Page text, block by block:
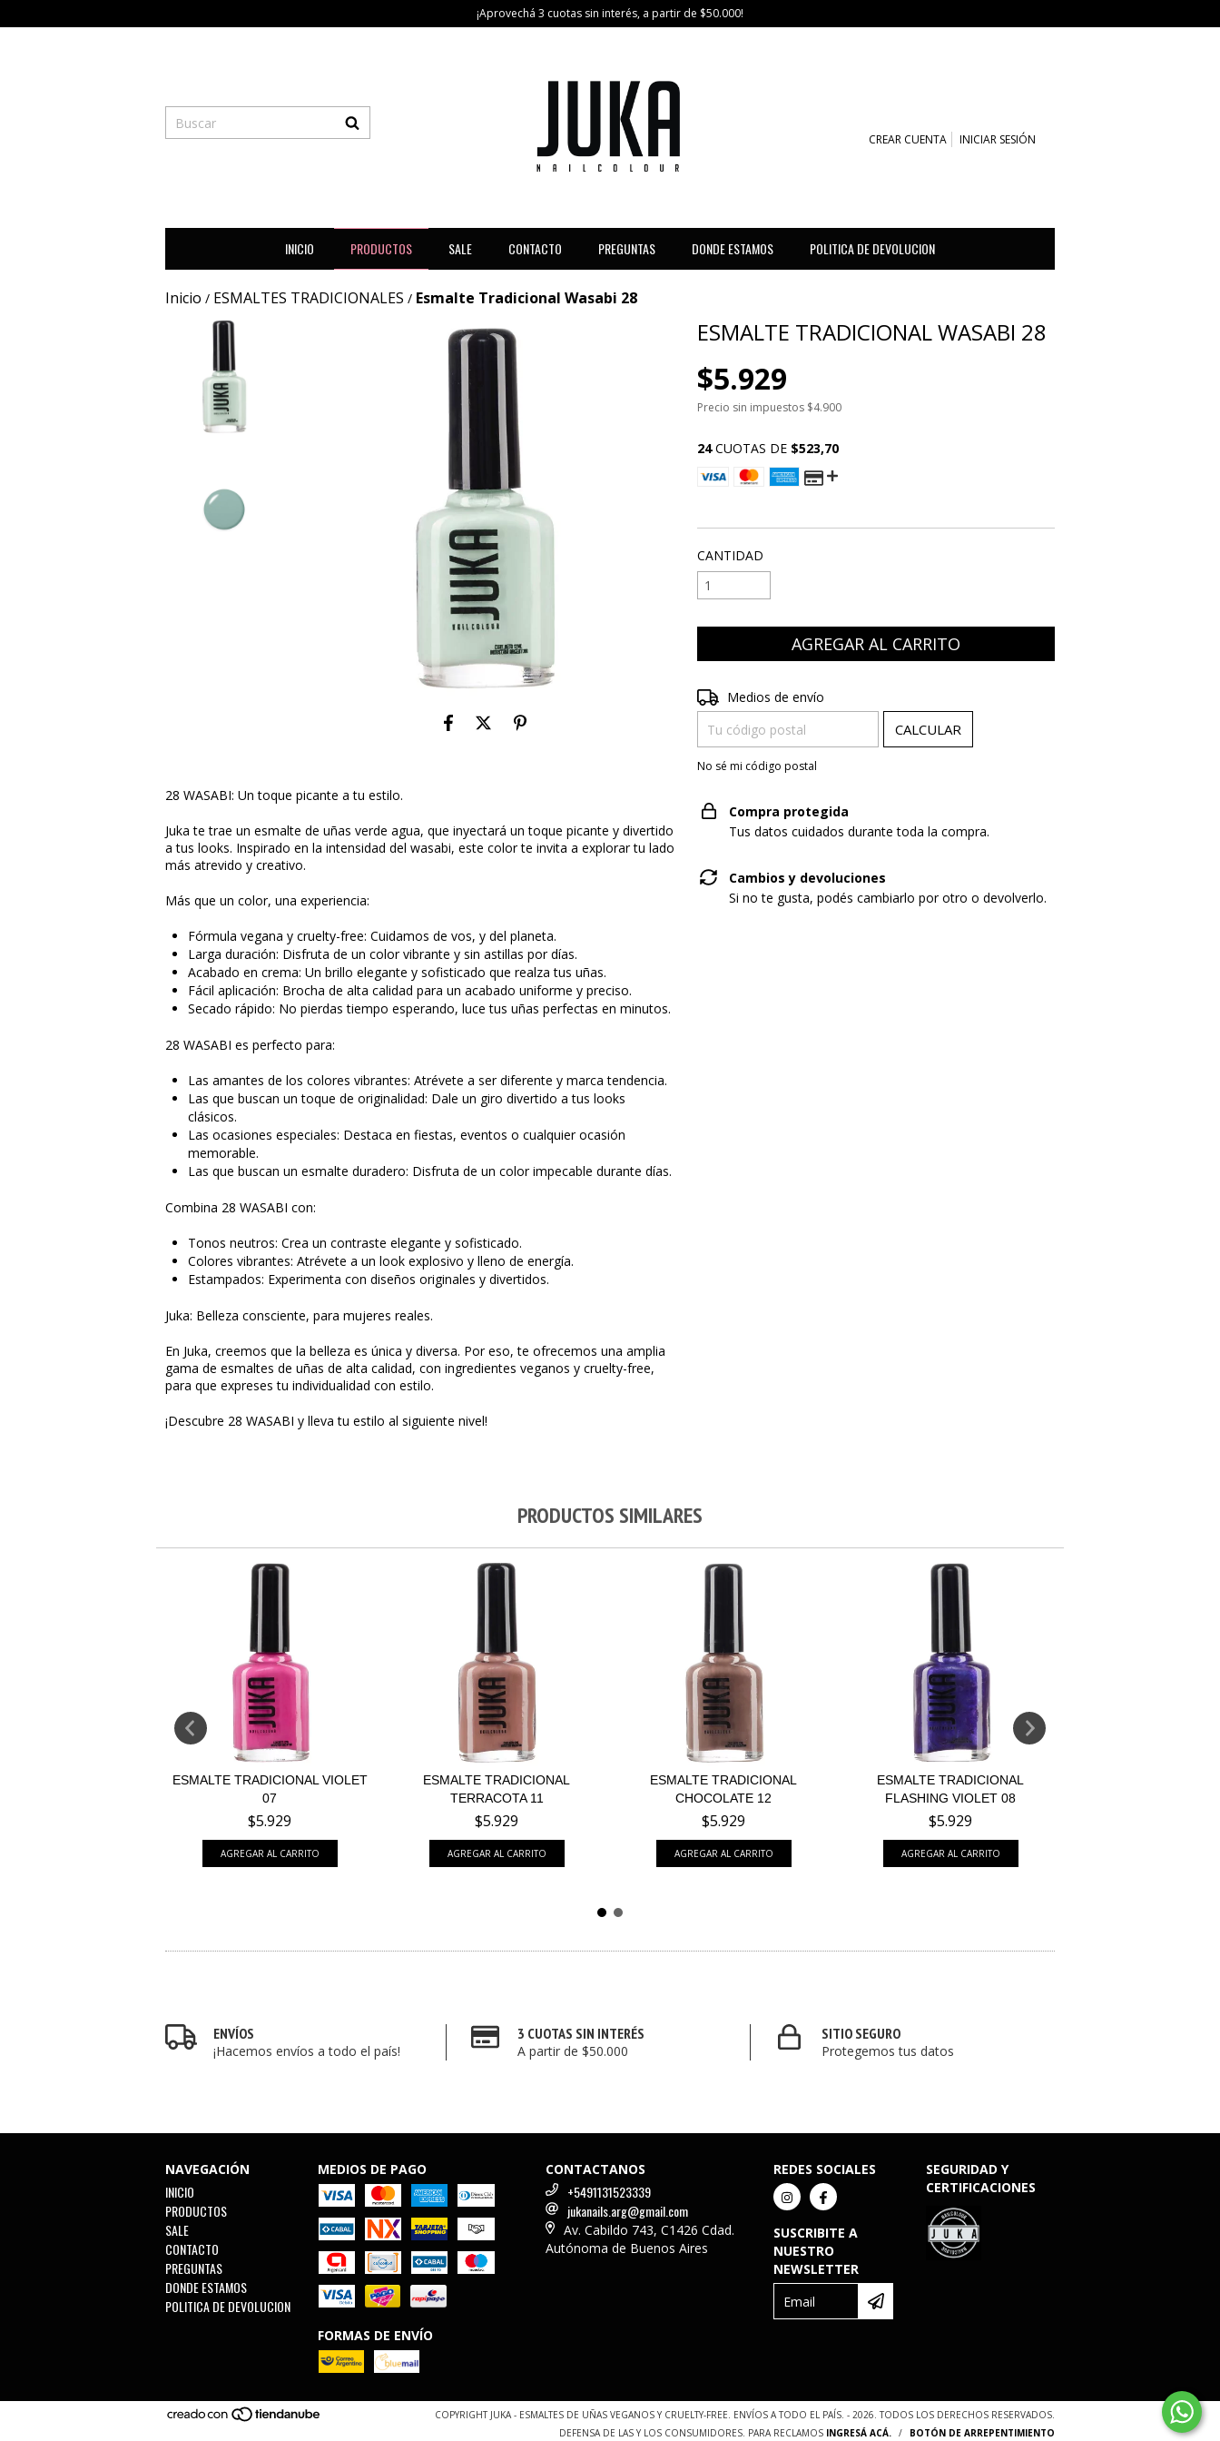
¡Aprovechá 3 cuotas sin interés, a partir de $50.000!
CREAR CUENTA INICIAR SESIÓN
INICIO PRODUCTOS SALE CONTACTO PREGUNTAS DONDE ESTAMOS POLITICA DE DEVOLUCION
Inicio / ESMALTES TRADICIONALES / Esmalte Tradicional Wasabi 28
28 WASABI: Un toque picante a tu estilo.
Juka te trae un esmalte de uñas verde agua, que inyectará un toque picante y divertido
a tus looks. Inspirado en la intensidad del wasabi, este color te invita a explorar tu lado
más atrevido y creativo.
Más que un color, una experiencia:
Fórmula vegana y cruelty-free: Cuidamos de vos, y del planeta.
Larga duración: Disfruta de un color vibrante y sin astillas por días.
Acabado en crema: Un brillo elegante y sofisticado que realza tus uñas.
Fácil aplicación: Brocha de alta calidad para un acabado uniforme y preciso.
Secado rápido: No pierdas tiempo esperando, luce tus uñas perfectas en minutos.
28 WASABI es perfecto para:
Las amantes de los colores vibrantes: Atrévete a ser diferente y marca tendencia.
Las que buscan un toque de originalidad: Dale un giro divertido a tus looks
clásicos.
Las ocasiones especiales: Destaca en fiestas, eventos o cualquier ocasión
memorable.
Las que buscan un esmalte duradero: Disfruta de un color impecable durante días.
Combina 28 WASABI con:
Tonos neutros: Crea un contraste elegante y sofisticado.
Colores vibrantes: Atrévete a un look explosivo y lleno de energía.
Estampados: Experimenta con diseños originales y divertidos.
Juka: Belleza consciente, para mujeres reales.
En Juka, creemos que la belleza es única y diversa. Por eso, te ofrecemos una amplia
gama de esmaltes de uñas de alta calidad, con ingredientes veganos y cruelty-free,
para que expreses tu individualidad con estilo.
¡Descubre 28 WASABI y lleva tu estilo al siguiente nivel!
ESMALTE TRADICIONAL WASABI 28
$5.929
Precio sin impuestos $4.900
24 CUOTAS DE $523,70
CANTIDAD
Entregas para el CP:
Medios de envío
CALCULAR
No sé mi código postal
Compra protegida
Tus datos cuidados durante toda la compra.
Cambios y devoluciones
Si no te gusta, podés cambiarlo por otro o devolverlo.
PRODUCTOS SIMILARES
ESMALTE TRADICIONAL VIOLET
07
$5.929
ESMALTE TRADICIONAL
TERRACOTA 11
$5.929
ESMALTE TRADICIONAL
CHOCOLATE 12
$5.929
ESMALTE TRADICIONAL
FLASHING VIOLET 08
$5.929
ENVÍOS
¡Hacemos envíos a todo el país!
3 CUOTAS SIN INTERÉS
A partir de $50.000
SITIO SEGURO
Protegemos tus datos
NAVEGACIÓN
INICIO
PRODUCTOS
SALE
CONTACTO
PREGUNTAS
DONDE ESTAMOS
POLITICA DE DEVOLUCION
MEDIOS DE PAGO
FORMAS DE ENVÍO
CONTACTANOS
+5491131523339
jukanails.arg@gmail.com
Av. Cabildo 743, C1426 Cdad.
Autónoma de Buenos Aires
REDES SOCIALES
SUSCRIBITE A
NUESTRO
NEWSLETTER
SEGURIDAD Y
CERTIFICACIONES
COPYRIGHT JUKA - ESMALTES DE UÑAS VEGANOS Y CRUELTY-FREE. ENVÍOS A TODO EL PAÍS. - 2026. TODOS LOS DERECHOS RESERVADOS.
DEFENSA DE LAS Y LOS CONSUMIDORES. PARA RECLAMOS INGRESÁ ACÁ. / BOTÓN DE ARREPENTIMIENTO